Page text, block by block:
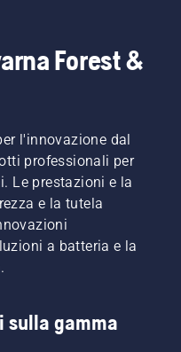
Forest &
l'innovazione dal
professionali per
Le prestazioni e la
e la tutela
a batteria e la
sulla gamma